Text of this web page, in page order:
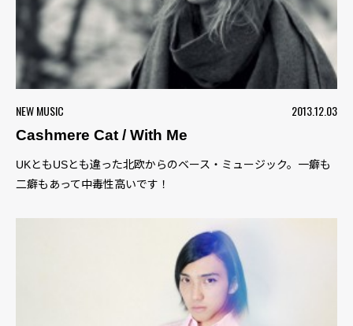
NEW MUSIC
2013.12.03
Cashmere Cat / With Me
UKともUSとも違った北欧からのベース・ミュージック。一癖も
二癖もあって中毒性高いです！